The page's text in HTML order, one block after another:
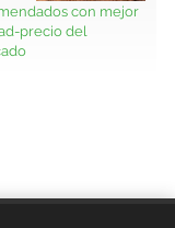
con mejor
precio del